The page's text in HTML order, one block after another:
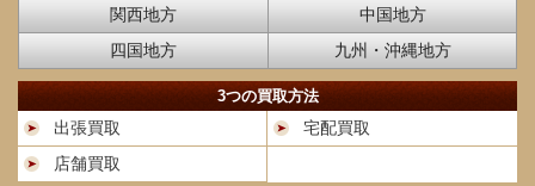
関西地方
中国地方
四国地方
九州・沖縄地方
3つの買取方法
出張買取
宅配買取
店舗買取